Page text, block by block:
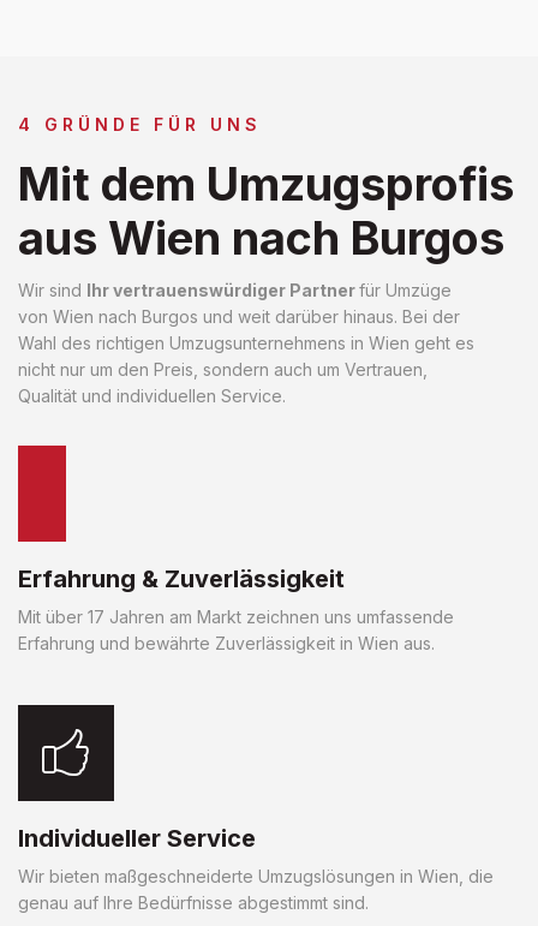
4 GRÜNDE FÜR UNS
Mit dem Umzugsprofis
aus Wien nach Burgos
Wir sind Ihr vertrauenswürdiger Partnerfür Umzüge
von Wien nach Burgos und weit darüber hinaus. Bei der
Wahl des richtigen Umzugsunternehmens in Wien geht es
nicht nur um den Preis, sondern auch um Vertrauen,
Qualität und individuellen Service.
Erfahrung & Zuverlässigkeit
Mit über 17 Jahren am Markt zeichnen uns umfassende
Erfahrung und bewährte Zuverlässigkeit in Wien aus.
Individueller Service
Wir bieten maßgeschneiderte Umzugslösungen in Wien, die
genau auf Ihre Bedürfnisse abgestimmt sind.